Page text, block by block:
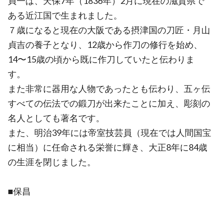
ある近江国で生まれました。
７歳になると現在の大阪である摂津国の刀匠・月山
貞吉の養子となり、12歳から作刀の修行を始め、
14〜15歳の頃から既に作刀していたと伝わりま
す。
また非常に器用な人物であったとも伝わり、五ヶ伝
すべての伝法での鍛刀が出来たことに加え、彫刻の
名人としても著名です。
また、明治39年には帝室技芸員（現在では人間国宝
に相当）に任命される栄誉に輝き、大正8年に84歳
の生涯を閉じました。
■保昌